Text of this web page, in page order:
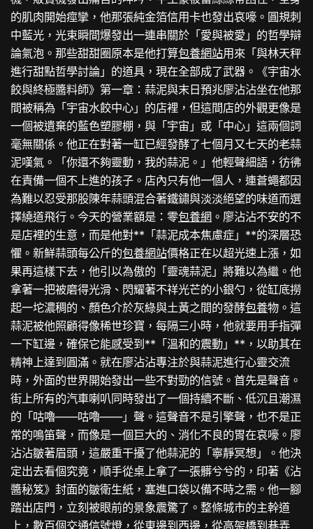
的肌肉開始痙攣，他那張純金箔信用卡也發出哀嚎。圓規刺
中藍光，光束瞬間爆發出一連串關於「愛與被愛」的哲學辯
論氣泡。那些甜甜圈原本是他打算包養網站用來「與林天秤
進行甜點哲學討論」的道具，現在全部成了武器。《宇宙水
餃與終極醬料師》第一章：蒜泥與末日預兆廖沾沾坐在他那
間被稱為「宇宙水餃中心」的店裡，但這間店的外觀更像是
一個被遺棄的藍色塑膠棚，與「宇宙」或「中心」這兩個詞
毫無關係。他正在對著一缸已經發酵了七個月又七天的老蒜
泥嘆氣。「你還不夠靈動，我的蒜泥。」他輕聲細語，彷彿
在責備一個不上進的孩子。店內只有他一個人，連蒼蠅都因
為難以忍受那股陳年蒜頭混合著鐵鏽與淡淡絕望的味道而選
擇繞道飛行。今天的營業額是：零包養網 。廖沾沾不安的不
是店裡的生意，而是他對**「蒜泥成本焦慮症」**的深層恐
懼。新鮮蒜頭每公斤的包養網站價格正在以超光速上漲，如
果再這樣下去，他引以為傲的「靈魂蒜泥」將難以為繼。他
拿著一把被磨得光滑、閃耀著不祥光芒的小銀勺，從缸底撈
起一坨濃稠的、顏色介於灰綠與土黃之間的發酵包養物。這
蒜泥被他照顧得像稀世珍寶，每隔三小時，他就要用手指彈
一下缸邊，確保它能感受到**「溫和的震動」**，以助其在
精神上達到圓滿。就在廖沾沾專注於與蒜泥進行心靈交流
時，外面的世界開始發出一些不對勁的信號。首先是聲音。
街上所有的汽車喇叭同時發出了一個持續不斷、低沉且潮濕
的「咕嚕——咕嚕——」聲。這聲音不是引擎聲，也不是正
常的鳴笛聲，而像是一個巨大的、消化不良的胃在哀嚎。廖
沾沾皺著眉頭，這嚴重干擾了他蒜泥的「寧靜冥想」。他決
定出去看個究竟，順手從桌上拿了一張髒兮兮的，印著《沾
醬秘笈》封面的皺衛生紙，塞進口袋以備不時之需。他一腳
踏出店門，立刻被眼前的景象震驚了。整條城市的主幹道
上，數百個交通信號燈，從東邊到西邊，從高架橋到巷弄